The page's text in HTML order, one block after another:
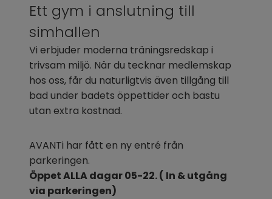
Ett gym i anslutning till
simhallen
Vi erbjuder moderna träningsredskap i
trivsam miljö. När du tecknar medlemskap
hos oss, får du naturligtvis även tillgång till
bad under badets öppettider och bastu
utan extra kostnad.
AVANTi har fått en ny entré från
parkeringen.
Öppet ALLA dagar 05-22. ( In & utgång
via parkeringen)